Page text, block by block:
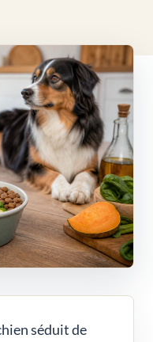
séduit de